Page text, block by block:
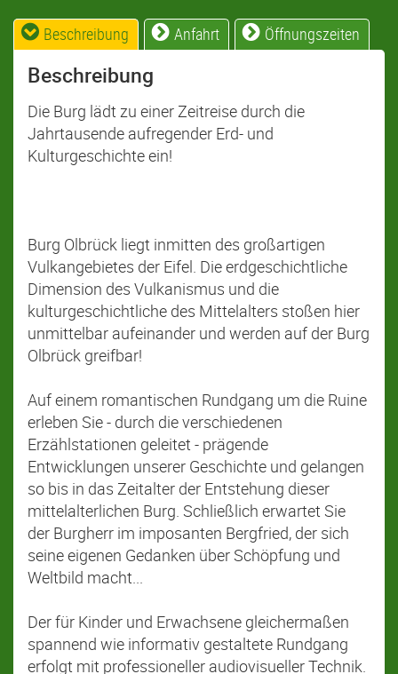
Beschreibung Anfahrt Öffnungszeiten
Beschreibung
Die Burg lädt zu einer Zeitreise durch die
Jahrtausende aufregender Erd- und
Kulturgeschichte ein!
Burg Olbrück liegt inmitten des großartigen
Vulkangebietes der Eifel. Die erdgeschichtliche
Dimension des Vulkanismus und die
kulturgeschichtliche des Mittelalters stoßen hier
unmittelbar aufeinander und werden auf der Burg
Olbrück greifbar!
Auf einem romantischen Rundgang um die Ruine
erleben Sie - durch die verschiedenen
Erzählstationen geleitet - prägende
Entwicklungen unserer Geschichte und gelangen
so bis in das Zeitalter der Entstehung dieser
mittelalterlichen Burg. Schließlich erwartet Sie
der Burgherr im imposanten Bergfried, der sich
seine eigenen Gedanken über Schöpfung und
Weltbild macht...
Der für Kinder und Erwachsene gleichermaßen
spannend wie informativ gestaltete Rundgang
erfolgt mit professioneller audiovisueller Technik.